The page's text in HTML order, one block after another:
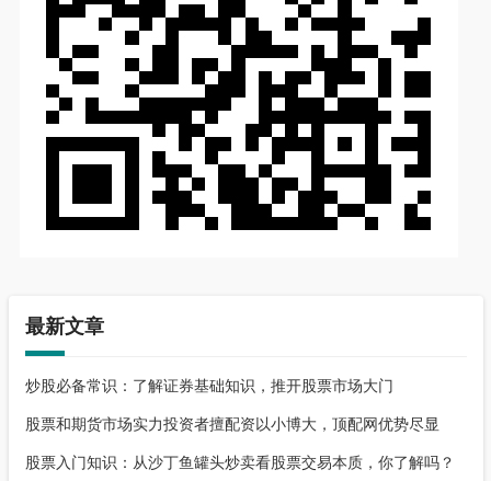
最新文章
炒股必备常识：了解证券基础知识，推开股票市场大门
股票和期货市场实力投资者擅配资以小博大，顶配网优势尽显
股票入门知识：从沙丁鱼罐头炒卖看股票交易本质，你了解吗？